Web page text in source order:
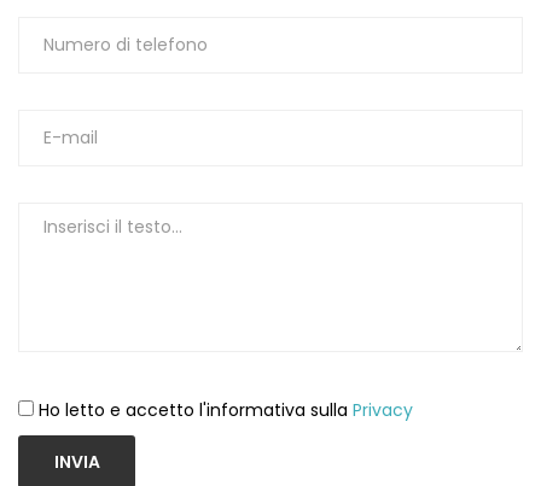
Ho letto e accetto l'informativa sulla Privacy
INVIA